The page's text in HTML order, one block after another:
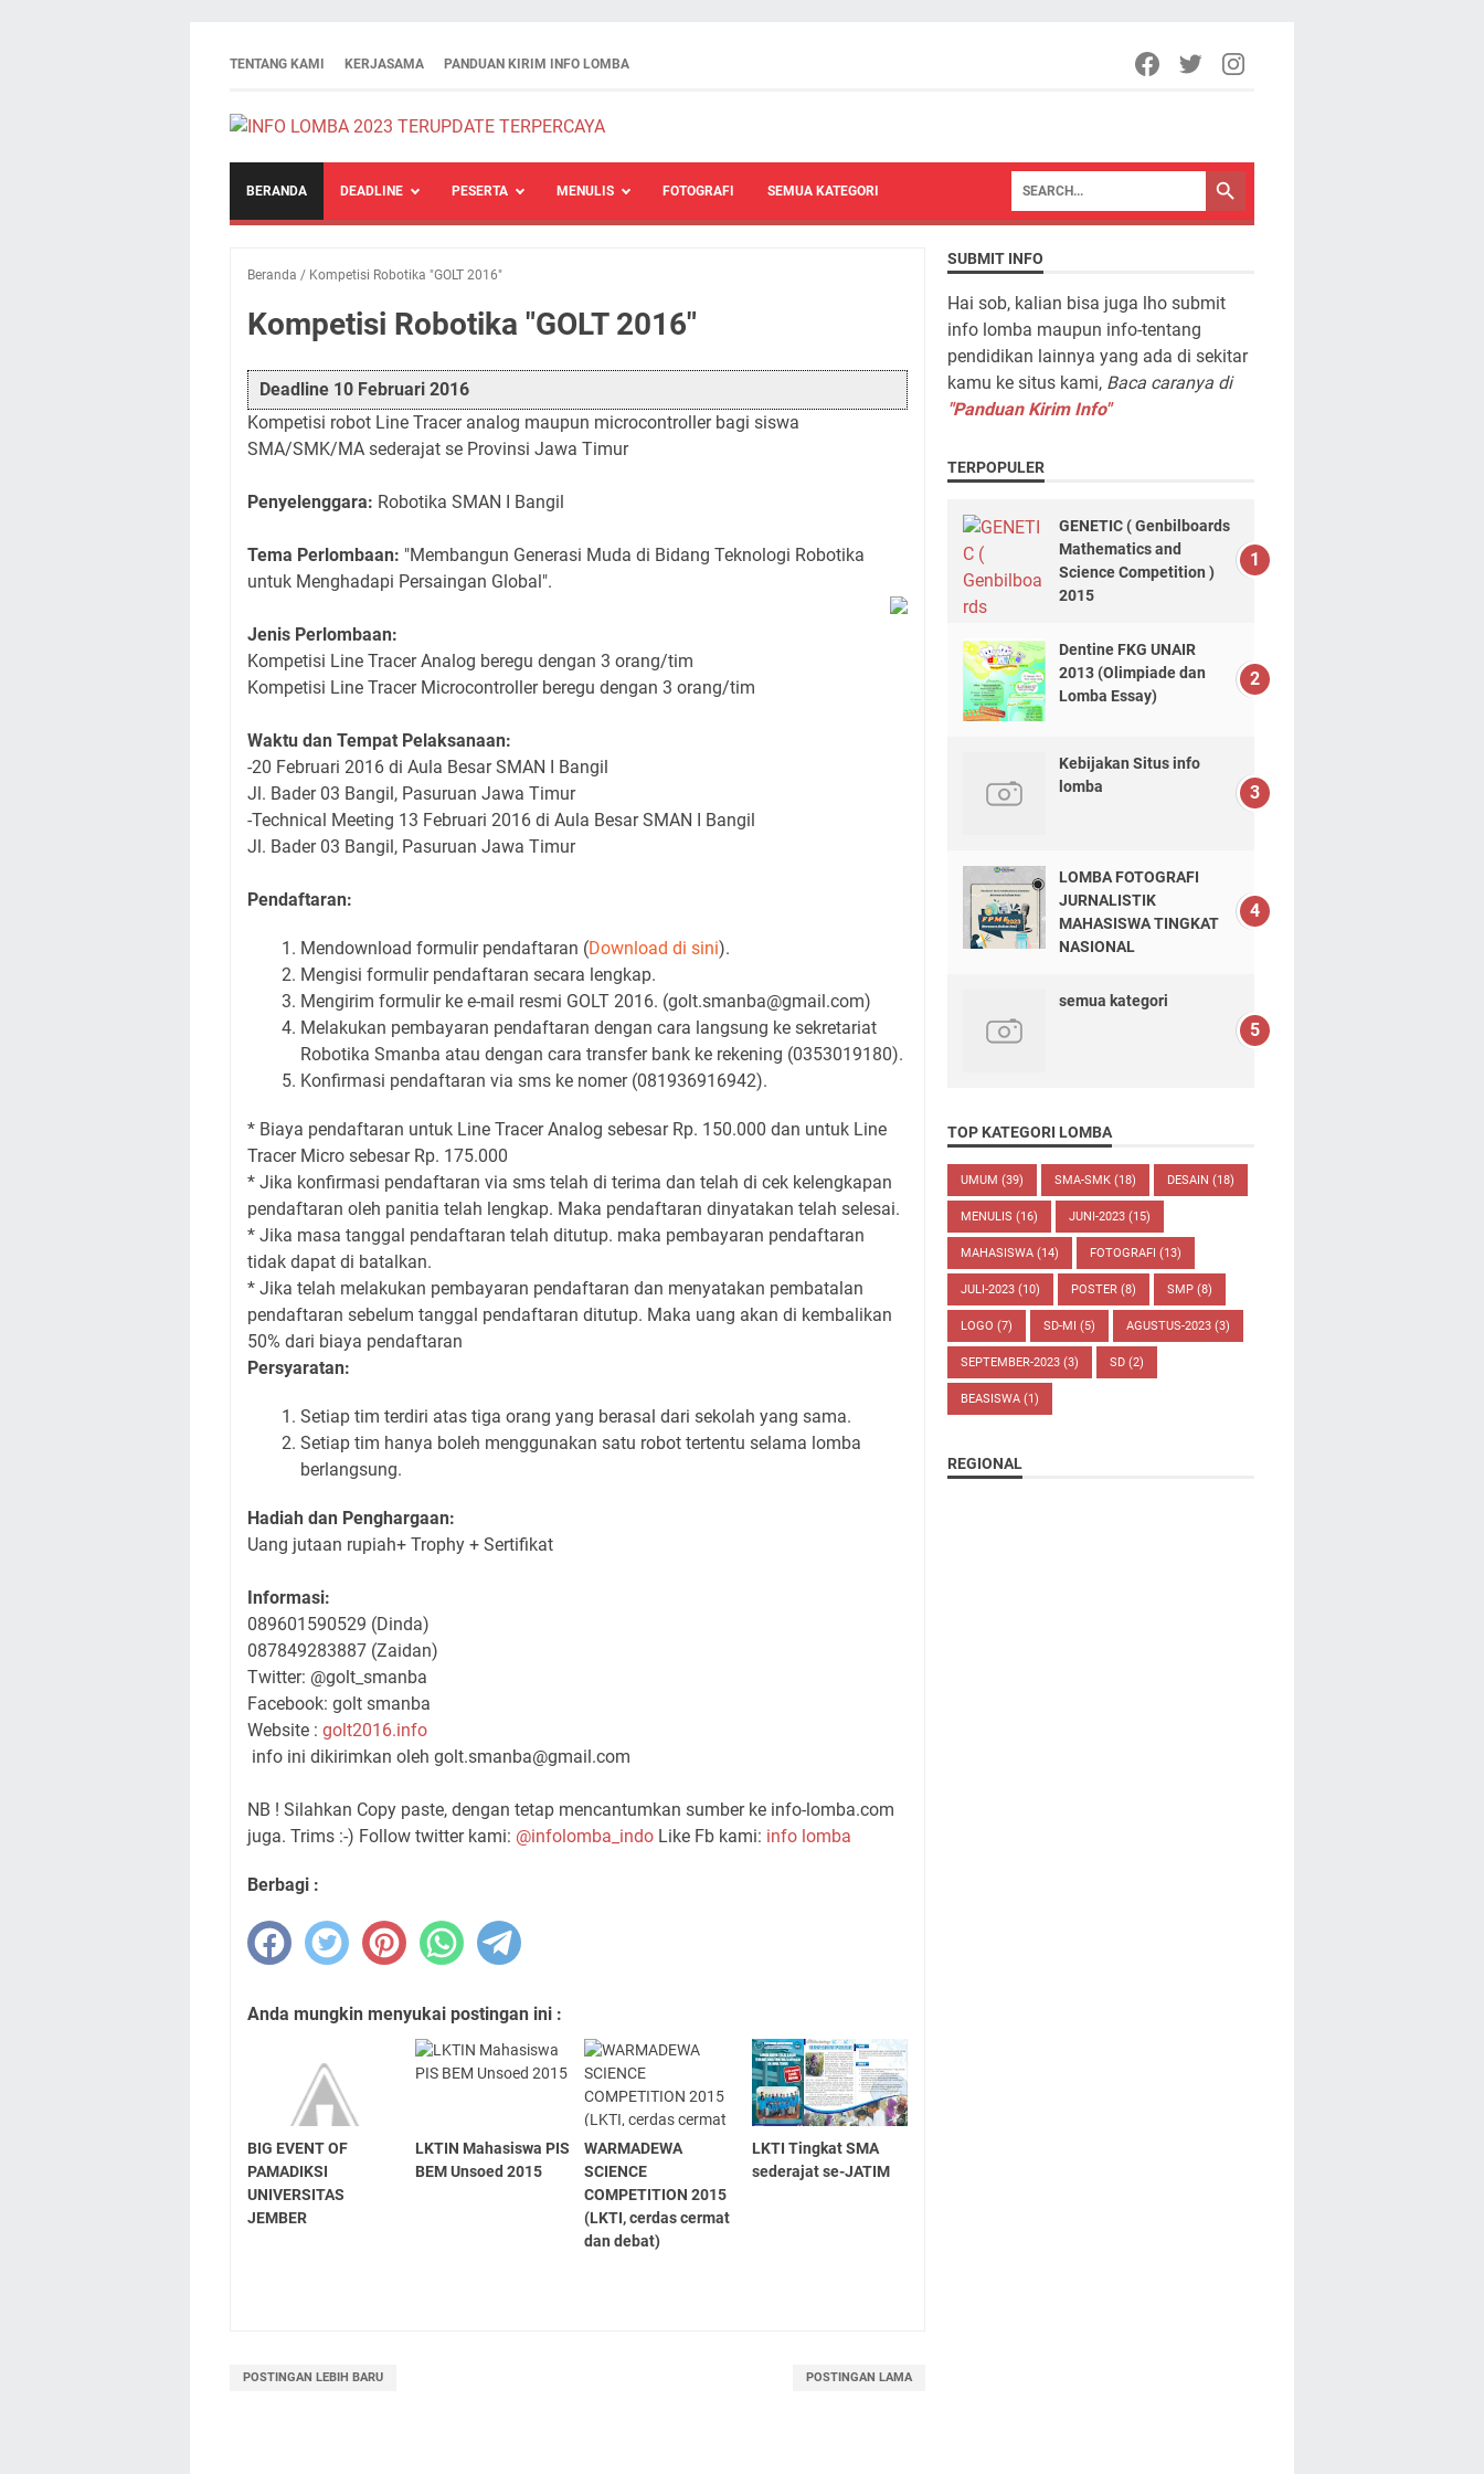
TENTANG KAMI KERJASAMA PANDUAN KIRIM INFO LOMBA
BERANDA DEADLINE PESERTA MENULIS FOTOGRAFI SEMUA KATEGORI
Beranda / Kompetisi Robotika "GOLT 2016"
Kompetisi Robotika "GOLT 2016"
Deadline 10 Februari 2016
Kompetisi robot Line Tracer analog maupun microcontroller bagi siswa
SMA/SMK/MA sederajat se Provinsi Jawa Timur
Penyelenggara: Robotika SMAN I Bangil
Tema Perlombaan: "Membangun Generasi Muda di Bidang Teknologi Robotika
untuk Menghadapi Persaingan Global".
Jenis Perlombaan:
Kompetisi Line Tracer Analog beregu dengan 3 orang/tim
Kompetisi Line Tracer Microcontroller beregu dengan 3 orang/tim
Waktu dan Tempat Pelaksanaan:
-20 Februari 2016 di Aula Besar SMAN I Bangil
Jl. Bader 03 Bangil, Pasuruan Jawa Timur
-Technical Meeting 13 Februari 2016 di Aula Besar SMAN I Bangil
Jl. Bader 03 Bangil, Pasuruan Jawa Timur
Pendaftaran:
Mendownload formulir pendaftaran (Download di sini).
Mengisi formulir pendaftaran secara lengkap.
Mengirim formulir ke e-mail resmi GOLT 2016. (golt.smanba@gmail.com)
Melakukan pembayaran pendaftaran dengan cara langsung ke sekretariat
Robotika Smanba atau dengan cara transfer bank ke rekening (0353019180).
Konfirmasi pendaftaran via sms ke nomer (081936916942).
* Biaya pendaftaran untuk Line Tracer Analog sebesar Rp. 150.000 dan untuk Line
Tracer Micro sebesar Rp. 175.000
* Jika konfirmasi pendaftaran via sms telah di terima dan telah di cek kelengkapan
pendaftaran oleh panitia telah lengkap. Maka pendaftaran dinyatakan telah selesai.
* Jika masa tanggal pendaftaran telah ditutup. maka pembayaran pendaftaran
tidak dapat di batalkan.
* Jika telah melakukan pembayaran pendaftaran dan menyatakan pembatalan
pendaftaran sebelum tanggal pendaftaran ditutup. Maka uang akan di kembalikan
50% dari biaya pendaftaran
Persyaratan:
Setiap tim terdiri atas tiga orang yang berasal dari sekolah yang sama.
Setiap tim hanya boleh menggunakan satu robot tertentu selama lomba
berlangsung.
Hadiah dan Penghargaan:
Uang jutaan rupiah+ Trophy + Sertifikat
Informasi:
089601590529 (Dinda)
087849283887 (Zaidan)
Twitter: @golt_smanba
Facebook: golt smanba
Website : golt2016.info
info ini dikirimkan oleh golt.smanba@gmail.com
NB ! Silahkan Copy paste, dengan tetap mencantumkan sumber ke info-lomba.com
juga. Trims :-) Follow twitter kami: @infolomba_indo Like Fb kami: info lomba
Berbagi :
Anda mungkin menyukai postingan ini :
BIG EVENT OF
PAMADIKSI
UNIVERSITAS
JEMBER
LKTIN Mahasiswa PIS
BEM Unsoed 2015
WARMADEWA
SCIENCE
COMPETITION 2015
(LKTI, cerdas cermat
dan debat)
LKTI Tingkat SMA
sederajat se-JATIM
POSTINGAN LEBIH BARU POSTINGAN LAMA
SUBMIT INFO
Hai sob, kalian bisa juga lho submit
info lomba maupun info-tentang
pendidikan lainnya yang ada di sekitar
kamu ke situs kami, Baca caranya di
"Panduan Kirim Info"
TERPOPULER
GENETIC ( Genbilboards
Mathematics and
Science Competition )
2015
Dentine FKG UNAIR
2013 (Olimpiade dan
Lomba Essay)
Kebijakan Situs info
lomba
LOMBA FOTOGRAFI
JURNALISTIK
MAHASISWA TINGKAT
NASIONAL
semua kategori
TOP KATEGORI LOMBA
UMUM (39) SMA-SMK (18) DESAIN (18)
MENULIS (16) JUNI-2023 (15)
MAHASISWA (14) FOTOGRAFI (13)
JULI-2023 (10) POSTER (8) SMP (8)
LOGO (7) SD-MI (5) AGUSTUS-2023 (3)
SEPTEMBER-2023 (3) SD (2)
BEASISWA (1)
REGIONAL